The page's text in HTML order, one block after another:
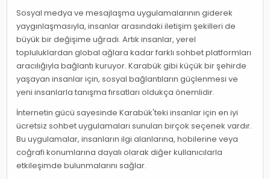
Sosyal medya ve mesajlaşma uygulamalarının giderek
yaygınlaşmasıyla, insanlar arasındaki iletişim şekilleri de
büyük bir değişime uğradı. Artık insanlar, yerel
topluluklardan global ağlara kadar farklı sohbet platformları
aracılığıyla bağlantı kuruyor. Karabük gibi küçük bir şehirde
yaşayan insanlar için, sosyal bağlantıların güçlenmesi ve
yeni insanlarla tanışma fırsatları oldukça önemlidir.
İnternetin gücü sayesinde Karabük'teki insanlar için en iyi
ücretsiz sohbet uygulamaları sunulan birçok seçenek vardır.
Bu uygulamalar, insanların ilgi alanlarına, hobilerine veya
coğrafi konumlarına dayalı olarak diğer kullanıcılarla
etkileşimde bulunmalarını sağlar.